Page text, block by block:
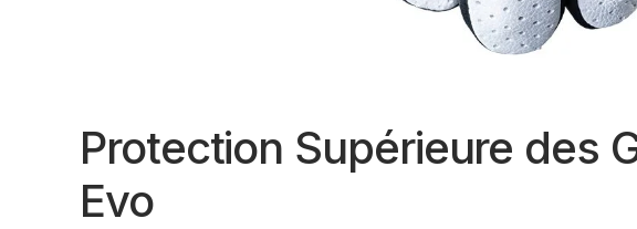
Protection Supérieure des
Evo